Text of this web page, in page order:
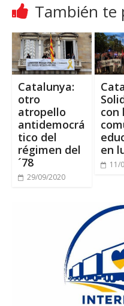
También te
Catalunya:
otro
atropello
antidemocrá
tico del
régimen del
´78
29/09/2020
con
en
11/